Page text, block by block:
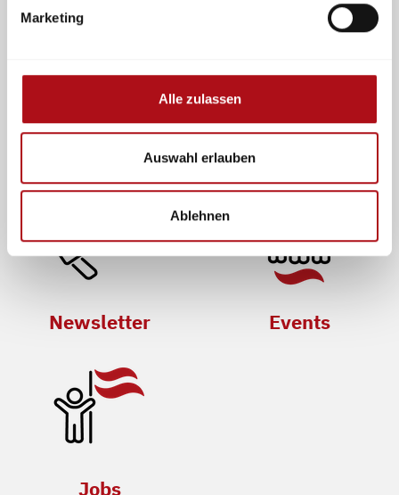
Marketing
Alle zulassen
Auswahl erlauben
Ablehnen
Mitglied werden
Newsletter Events
Jobs